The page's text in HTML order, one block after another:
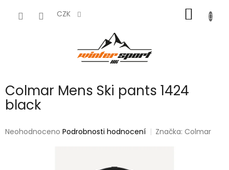
CZK
KOŠÍK
Colmar Mens Ski pants 1424
black
Průměrné
Neohodnoceno Podrobnosti hodnocení Značka:Colmar